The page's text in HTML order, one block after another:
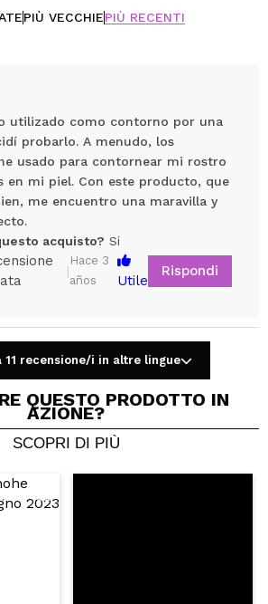
PIÙ VECCHIEPIÙ RECENTI
un video o una foto
INVIA
utilizado como contorno por una
probarlo. A menudo, los
usado para contornear mi rostro
en mi piel. Con este producto, que
me encuentro una maravilla y
acquisto? Si
|
Hace 3
años
Utile
Rispondi
11 recensione/i in altre lingue
QUESTO PRODOTTO IN
AZIONE?
SCOPRI DI PIÙ